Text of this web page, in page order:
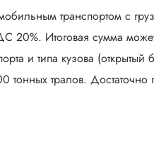
транспортом с
20%. Итоговая сумма
и типа кузова (открытый
тралов. Достаточно